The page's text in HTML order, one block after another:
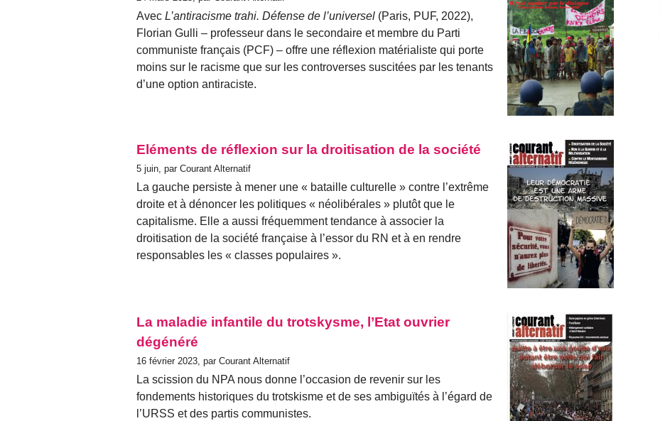
Avec L’antiracisme trahi. Défense de l’universel (Paris, PUF, 2022),
Florian Gulli – professeur dans le secondaire et membre du Parti
communiste français (PCF) – offre une réflexion matérialiste qui porte
moins sur le racisme que sur les controverses suscitées par les tenants
d’une option antiraciste.
Eléments de réflexion sur la droitisation de la société
5 juin, par Courant Alternatif
La gauche persiste à mener une « bataille culturelle » contre l’extrême
droite et à dénoncer les politiques « néolibérales » plutôt que le
capitalisme. Elle a aussi fréquemment tendance à associer la
droitisation de la société française à l’essor du RN et à en rendre
responsables les « classes populaires ».
La maladie infantile du trotskysme, l’Etat ouvrier
dégénéré
16 février 2023, par Courant Alternatif
La scission du NPA nous donne l’occasion de revenir sur les
fondements historiques du trotskisme et de ses ambiguïtés à l’égard de
l’URSS et des partis communistes.